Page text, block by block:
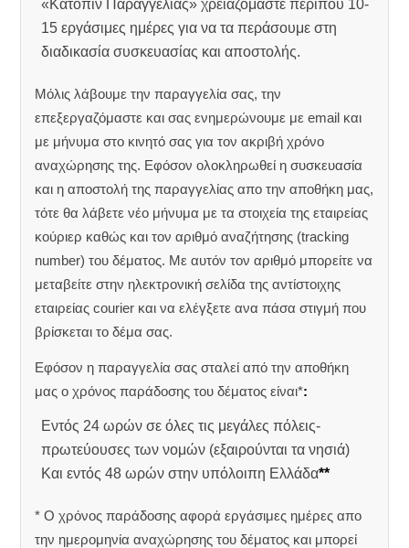
«Κατόπιν Παραγγελίας» χρειαζόμαστε περίπου 10-
15 εργάσιμες ημέρες για να τα περάσουμε στη
διαδικασία συσκευασίας και αποστολής.
Μόλις λάβουμε την παραγγελία σας, την
επεξεργαζόμαστε και σας ενημερώνουμε με email και
με μήνυμα στο κινητό σας για τον ακριβή χρόνο
αναχώρησης της. Εφόσον ολοκληρωθεί η συσκευασία
και η αποστολή της παραγγελίας απο την αποθήκη μας,
τότε θα λάβετε νέο μήνυμα με τα στοιχεία της εταιρείας
κούριερ καθώς και τον αριθμό αναζήτησης (tracking
number) του δέματος. Με αυτόν τον αριθμό μπορείτε να
μεταβείτε στην ηλεκτρονική σελίδα της αντίστοιχης
εταιρείας courier και να ελέγξετε ανα πάσα στιγμή που
βρίσκεται το δέμα σας.
Εφόσον η παραγγελία σας σταλεί από την αποθήκη
μας ο χρόνος παράδοσης του δέματος είναι*:
Εντός 24 ωρών σε όλες τις μεγάλες πόλεις-
πρωτεύουσες των νομών (εξαιρούνται τα νησιά)
Και εντός 48 ωρών στην υπόλοιπη Ελλάδα**
* Ο χρόνος παράδοσης αφορά εργάσιμες ημέρες απο
την ημερομηνία αναχώρησης του δέματος και μπορεί